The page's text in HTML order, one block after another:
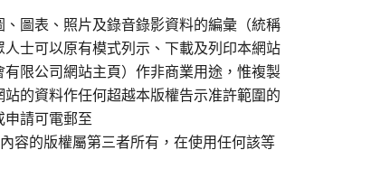
圖表、照片及錄音錄影資料的編彙（統稱
士可以原有模式列示、下載及列印本網站
限公司網站主頁）作非商業用途，惟複製
的資料作任何超越本版權告示准許範圍的
申請可電郵至
容的版權屬第三者所有，在使用任何該等